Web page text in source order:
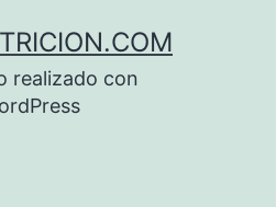
realizado con